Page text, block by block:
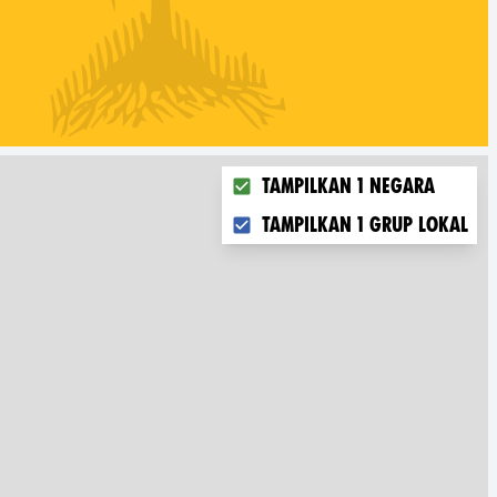
Choose what you want to
Tampilkan 1 negara
Tampilkan 1 grup lokal